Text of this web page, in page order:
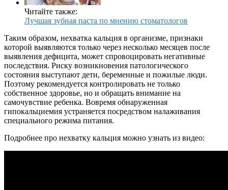
Читайте также:
Лучшая зубная паста по мнению стоматологов
Таким образом, нехватка кальция в организме, признаки
которой выявляются только через несколько месяцев после
выявления дефицита, может спровоцировать негативные
последствия. Риску возникновения патологического
состояния выступают дети, беременные и пожилые люди.
Поэтому рекомендуется контролировать не только
собственное здоровье, но и обращать внимание на
самочувствие ребенка. Вовремя обнаруженная
гипокальциемия устраняется посредством налаживания
специального режима питания.
Подробнее про нехватку кальция можно узнать из видео: